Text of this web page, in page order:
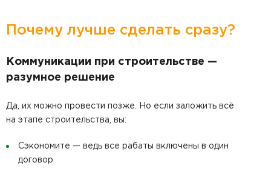
Почему лучше сделать сразу?
Коммуникации при строительстве —
разумное решение
Да, их можно провести позже. Но если заложить всё
на этапе строительства, вы:
Сэкономите — ведь все рабаты включены в один
договор